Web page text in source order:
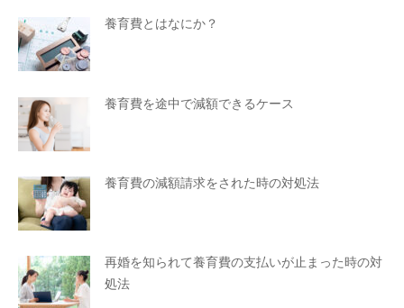
養育費とはなにか？
養育費を途中で減額できるケース
養育費の減額請求をされた時の対処法
再婚を知られて養育費の支払いが止まった時の対
処法